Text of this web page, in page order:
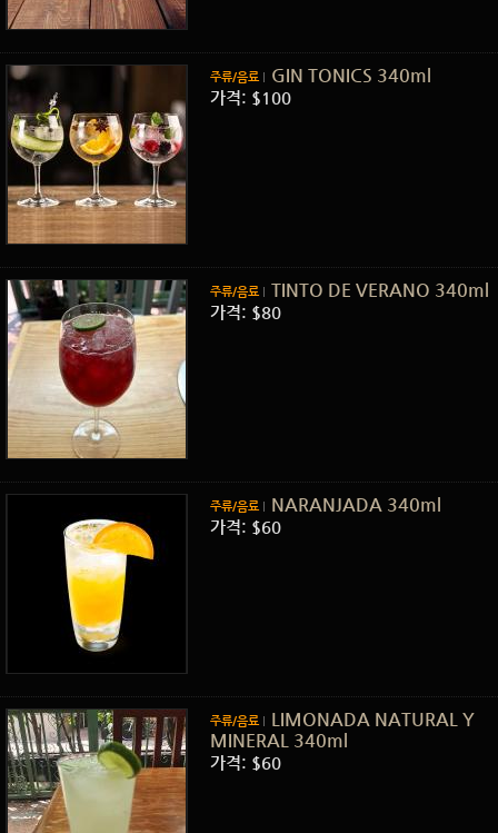
주류/음료 GIN TONICS 340ml
가격: $100
주류/음료 TINTO DE VERANO 340ml
가격: $80
주류/음료 NARANJADA 340ml
가격: $60
주류/음료
LIMONADA NATURAL Y
MINERAL 340ml
가격: $60